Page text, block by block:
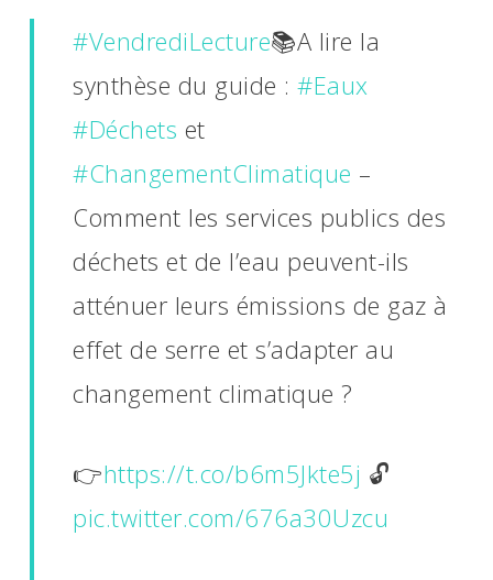
#VendrediLecture📚A lire la
synthèse du guide :#Eaux
#Déchets et
#ChangementClimatique –
Comment les services publics des
déchets et de l’eau peuvent-ils
atténuer leurs émissions de gaz à
effet de serre et s’adapter au
changement climatique ?
👉https://t.co/b6m5Jkte5j 🔓
pic.twitter.com/676a30Uzcu